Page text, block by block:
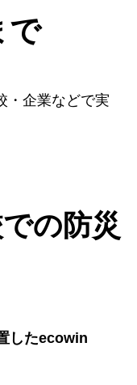
で
・企業などで実
の防災
したecowin